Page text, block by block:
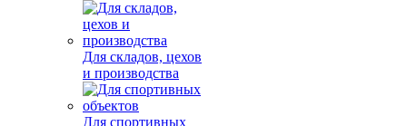
Для складов, цехов
и производства
Для спортивных